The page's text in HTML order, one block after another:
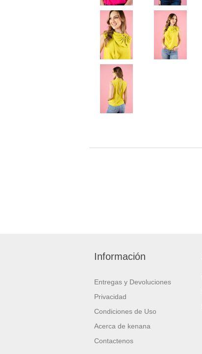
Información
Entregas y Devoluciones
Privacidad
Condiciones de Uso
Acerca de kenana
Contactenos